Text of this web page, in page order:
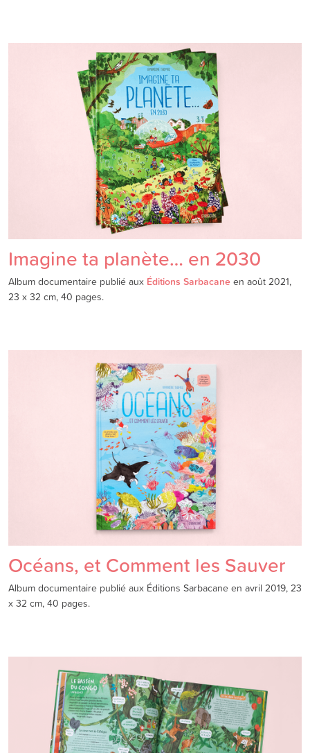
Imagine ta planète… en 2030
Album documentaire publié aux Éditions Sarbacane en août 2021,
23 x 32 cm, 40 pages.
Océans, et Comment les Sauver
Album documentaire publié aux Éditions Sarbacane en avril 2019, 23
x 32 cm, 40 pages.